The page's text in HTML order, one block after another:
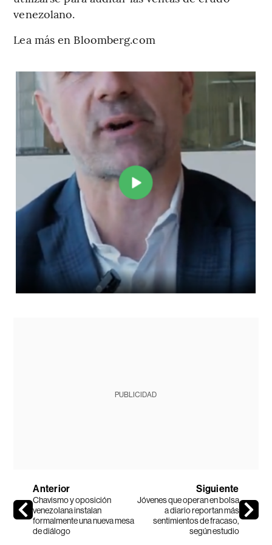
venezolano.
Lea más en Bloomberg.com
PUBLICIDAD
Anterior
Chavismo y oposición
venezolana instalan
formalmente una nueva mesa
de diálogo
Siguiente
Jóvenes que operan en bolsa
a diario reportan más
sentimientos de fracaso,
según estudio